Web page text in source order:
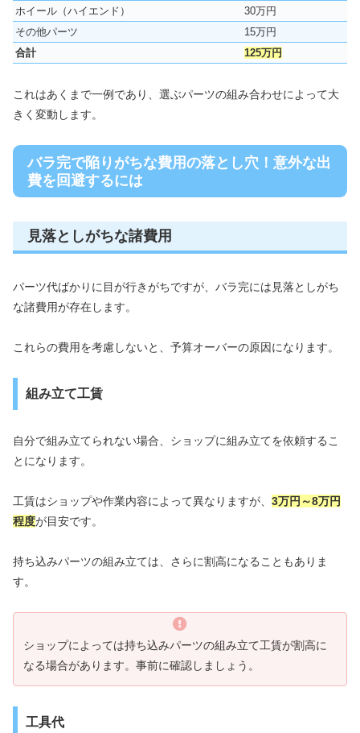
ホイール（ハイエンド）
30万円
その他パーツ
15万円
合計
125万円
これはあくまで一例であり、選ぶパーツの組み合わせによって大
きく変動します。
バラ完で陥りがちな費用の落とし穴！意外な出
費を回避するには
見落としがちな諸費用
パーツ代ばかりに目が行きがちですが、バラ完には見落としがち
な諸費用が存在します。
これらの費用を考慮しないと、予算オーバーの原因になります。
組み立て工賃
自分で組み立てられない場合、ショップに組み立てを依頼するこ
とになります。
工賃はショップや作業内容によって異なりますが、 3万円～8万円
程度が目安です。
持ち込みパーツの組み立ては、さらに割高になることもありま
す。
ショップによっては持ち込みパーツの組み立て工賃が割高に
なる場合があります。事前に確認しましょう。
工具代